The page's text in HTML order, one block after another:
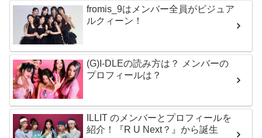
fromis_9はメンバー全員がビジュア
ルクィーン！
(G)I-DLEの読み方は？ メンバーの
プロフィールは？
ILLIT のメンバーとプロフィールを
紹介！『R U Next？』から誕生